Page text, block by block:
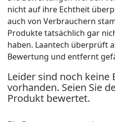
nicht auf ihre Echtheit
auch von Verbrauchern
Produkte tatsächlich gar
haben. Laantech überprüft
Bewertung und entfernt
Leider sind noch keine
vorhanden. Seien Sie
Produkt bewertet.